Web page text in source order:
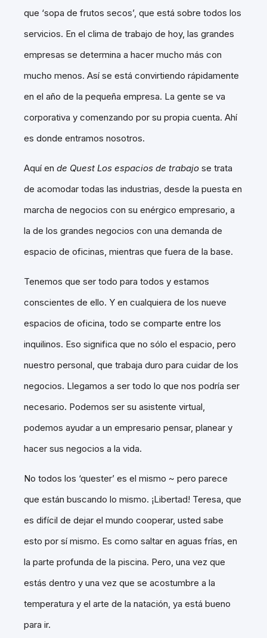
que ‘sopa de frutos secos’, que está sobre todos los
servicios. En el clima de trabajo de hoy, las grandes
empresas se determina a hacer mucho más con
mucho menos. Así se está convirtiendo rápidamente
en el año de la pequeña empresa. La gente se va
corporativa y comenzando por su propia cuenta. Ahí
es donde entramos nosotros.
Aquí en de Quest Los espacios de trabajo se trata
de acomodar todas las industrias, desde la puesta en
marcha de negocios con su enérgico empresario, a
la de los grandes negocios con una demanda de
espacio de oficinas, mientras que fuera de la base.
Tenemos que ser todo para todos y estamos
conscientes de ello. Y en cualquiera de los nueve
espacios de oficina, todo se comparte entre los
inquilinos. Eso significa que no sólo el espacio, pero
nuestro personal, que trabaja duro para cuidar de los
negocios. Llegamos a ser todo lo que nos podría ser
necesario. Podemos ser su asistente virtual,
podemos ayudar a un empresario pensar, planear y
hacer sus negocios a la vida.
No todos los ‘quester’ es el mismo ~ pero parece
que están buscando lo mismo. ¡Libertad! Teresa, que
es difícil de dejar el mundo cooperar, usted sabe
esto por sí mismo. Es como saltar en aguas frías, en
la parte profunda de la piscina. Pero, una vez que
estás dentro y una vez que se acostumbre a la
temperatura y el arte de la natación, ya está bueno
para ir.